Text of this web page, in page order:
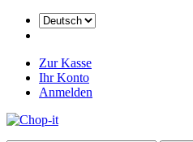
Zur Kasse
Ihr Konto
Anmelden